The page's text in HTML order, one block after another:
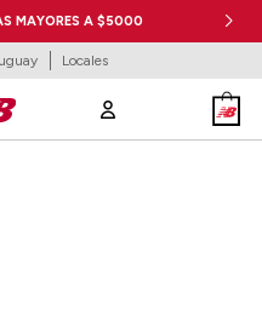
MAYORES A $5000
Locales